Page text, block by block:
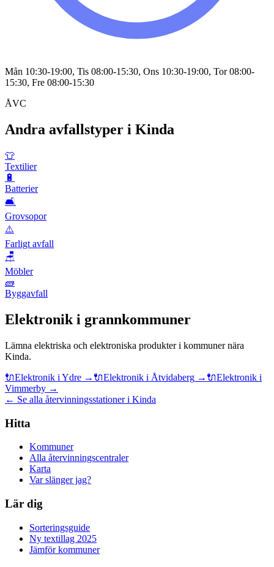
Mån 10:30-19:00, Tis 08:00-15:30, Ons 10:30-19:00, Tor 08:00-
15:30, Fre 08:00-15:30
ÅVC
Andra avfallstyper i Kinda
👕
Textilier
🔋
Batterier
🛋️
Grovsopor
⚠️
Farligt avfall
🪑
Möbler
🧱
Byggavfall
Elektronik i grannkommuner
Lämna elektriska och elektroniska produkteri kommuner nära
Kinda.
🔌Elektronik i Ydre → 🔌Elektronik i Åtvidaberg → 🔌Elektronik i
Vimmerby →
← Se alla återvinningsstationer i Kinda
Hitta
Kommuner
Alla återvinningscentraler
Karta
Var slänger jag?
Lär dig
Sorteringsguide
Ny textillag 2025
Jämför kommuner